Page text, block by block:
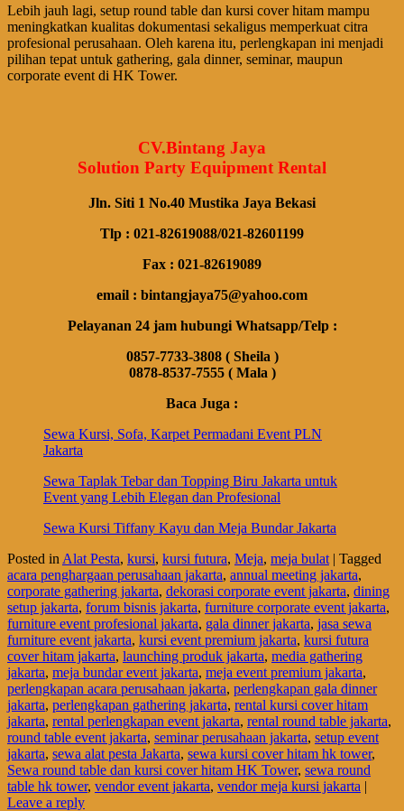
Lebih jauh lagi, setup round table dan kursi cover hitam mampu
meningkatkan kualitas dokumentasi sekaligus memperkuat citra
profesional perusahaan. Oleh karena itu, perlengkapan ini menjadi
pilihan tepat untuk gathering, gala dinner, seminar, maupun
corporate event di HK Tower.
CV.Bintang Jaya
Solution Party Equipment Rental
Jln. Siti 1 No.40 Mustika Jaya Bekasi
Tlp : 021-82619088/021-82601199
Fax : 021-82619089
email : bintangjaya75@yahoo.com
Pelayanan 24 jam hubungi Whatsapp/Telp :
0857-7733-3808 ( Sheila )
0878-8537-7555 ( Mala )
Baca Juga :
Sewa Kursi, Sofa, Karpet Permadani Event PLN
Jakarta
Sewa Taplak Tebar dan Topping Biru Jakarta untuk
Event yang Lebih Elegan dan Profesional
Sewa Kursi Tiffany Kayu dan Meja Bundar Jakarta
Posted in Alat Pesta, kursi, kursi futura, Meja, meja bulat | Tagged
acara penghargaan perusahaan jakarta, annual meeting jakarta,
corporate gathering jakarta, dekorasi corporate event jakarta, dining
setup jakarta, forum bisnis jakarta, furniture corporate event jakarta,
furniture event profesional jakarta, gala dinner jakarta, jasa sewa
furniture event jakarta, kursi event premium jakarta, kursi futura
cover hitam jakarta, launching produk jakarta, media gathering
jakarta, meja bundar event jakarta, meja event premium jakarta,
perlengkapan acara perusahaan jakarta, perlengkapan gala dinner
jakarta, perlengkapan gathering jakarta, rental kursi cover hitam
jakarta, rental perlengkapan event jakarta, rental round table jakarta,
round table event jakarta, seminar perusahaan jakarta, setup event
jakarta, sewa alat pesta Jakarta, sewa kursi cover hitam hk tower,
Sewa round table dan kursi cover hitam HK Tower, sewa round
table hk tower, vendor event jakarta, vendor meja kursi jakarta |
Leave a reply